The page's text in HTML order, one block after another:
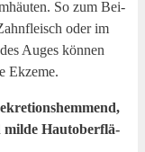
So zum Bei­
oder im
Auges kön­nen
Ekzeme.
mil­de Haut­ober­flä­